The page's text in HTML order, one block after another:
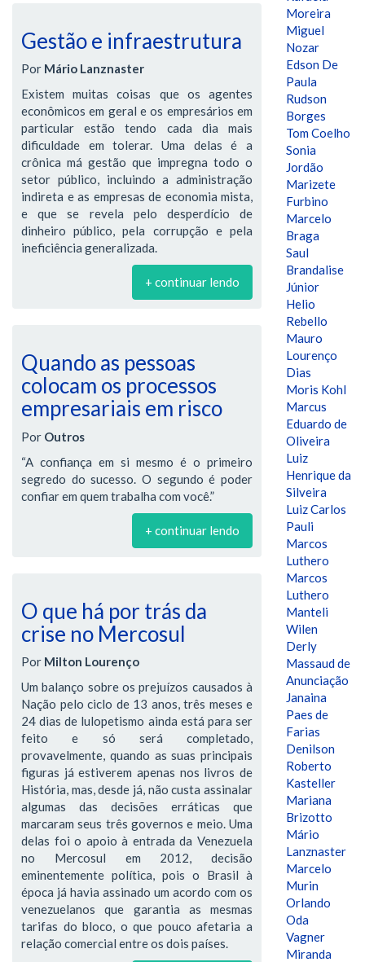
Gestão e infraestrutura
Por Mário Lanznaster
Existem muitas coisas que os agentes
econômicos em geral e os empresários em
particular estão tendo cada dia mais
dificuldade em tolerar. Uma delas é a
crônica má gestão que impregna todo o
setor público, incluindo a administração
indireta e as empresas de economia mista,
e que se revela pelo desperdício de
dinheiro público, pela corrupção e pela
ineficiência generalizada.
+ continuar lendo
Quando as pessoas
colocam os processos
empresariais em risco
Por Outros
“A confiança em si mesmo é o primeiro
segredo do sucesso. O segundo é poder
confiar em quem trabalha com você.”
+ continuar lendo
O que há por trás da
crise no Mercosul
Por Milton Lourenço
Um balanço sobre os prejuízos causados à
Nação pelo ciclo de 13 anos, três meses e
24 dias de lulopetismo ainda está para ser
feito e só será completado,
provavelmente, quando as suas principais
figuras já estiverem apenas nos livros de
História, mas, desde já, não custa assinalar
algumas das decisões erráticas que
marcaram seus três governos e meio. Uma
delas foi o apoio à entrada da Venezuela
no Mercosul em 2012, decisão
eminentemente política, pois o Brasil à
época já havia assinado um acordo com os
venezuelanos que garantia as mesmas
tarifas do bloco, o que pouco afetaria a
relação comercial entre os dois países.
Moreira
Miguel
Nozar
Edson De
Paula
Rudson
Borges
Tom Coelho
Sonia
Jordão
Marizete
Furbino
Marcelo
Braga
Saul
Brandalise
Júnior
Helio
Rebello
Mauro
Lourenço
Dias
Moris Kohl
Marcus
Eduardo de
Oliveira
Luiz
Henrique da
Silveira
Luiz Carlos
Pauli
Marcos
Luthero
Marcos
Luthero
Manteli
Wilen
Derly
Massaud de
Anunciação
Janaina
Paes de
Farias
Denilson
Roberto
Kasteller
Mariana
Brizotto
Mário
Lanznaster
Marcelo
Murin
Orlando
Oda
Vagner
Miranda